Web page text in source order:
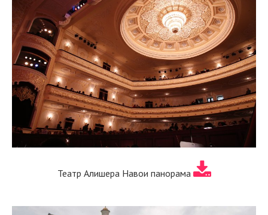
Театр Алишера Навои панорама